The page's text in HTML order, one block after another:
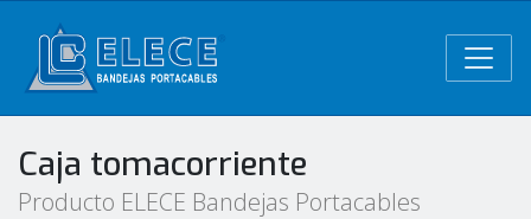
Caja tomacorriente
Producto ELECE Bandejas Portacables